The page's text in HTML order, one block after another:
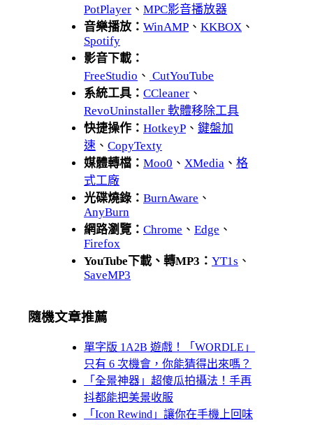
PotPlayer 、 MPC影音播放器
音樂播放： WinAMP 、 KKBOX 、
Spotify
影音下載：
FreeStudio 、 CutYouTube
系統工具： CCleaner 、
RevoUninstaller 軟體移除工具
快捷操作： HotkeyP 、 鍵盤加
速 、 CopyTexty
媒體轉檔： Moo0 、 XMedia 、 格
式工廠
光碟燒錄： BurnAware 、
AnyBurn
網路瀏覽： Chrome 、 Edge 、
Firefox
YouTube下載、轉MP3： YT1s 、
SaveMP3
隨機文章推薦
單字版 1A2B 遊戲！「WORDLE」
只有 6 次機會，你能猜得出來嗎？
「全景神器」超傻瓜拍攝法！手再
抖都能把美景收服
「Icon Rewind」讓你在手機上回味